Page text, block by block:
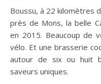
Boussu, à 22 kilomètres
près de Mons, la belle
en 2015. Beaucoup de
vélo. Et une brasserie
autour de six ou huit
saveurs uniques.